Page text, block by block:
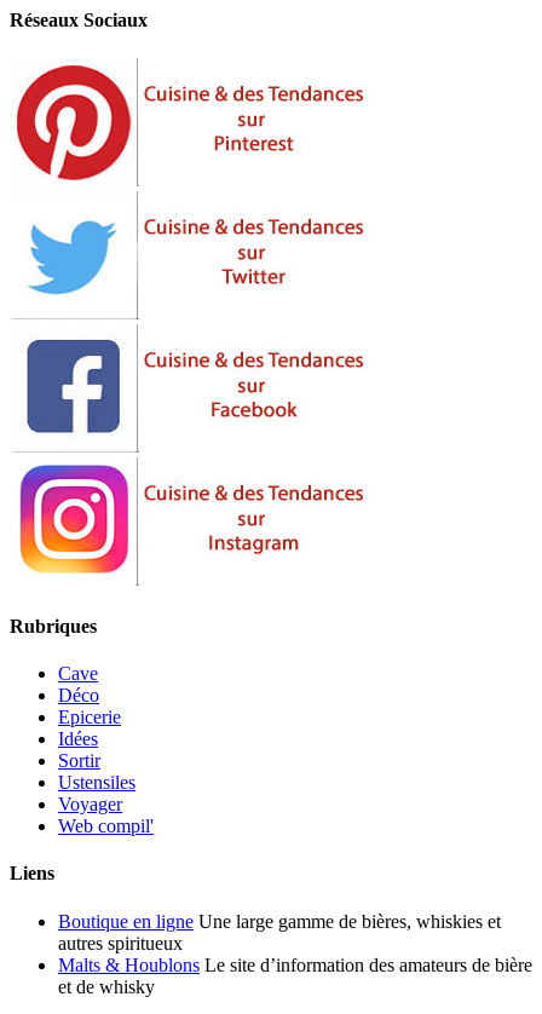
Réseaux Sociaux
Rubriques
Cave
Déco
Epicerie
Idées
Sortir
Ustensiles
Voyager
Web compil'
Liens
Boutique en ligne Une large gamme de bières, whiskies et
autres spiritueux
Malts & Houblons Le site d’information des amateurs de bière
et de whisky